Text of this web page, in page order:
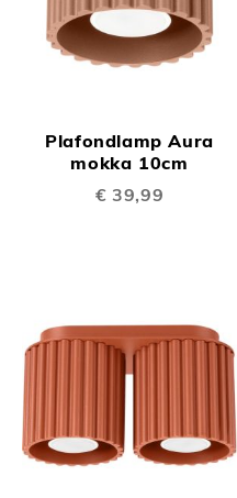
Plafondlamp Aura
mokka 10cm
€ 39,99